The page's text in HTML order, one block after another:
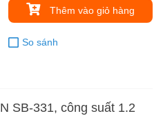
Thêm vào giỏ hàng
So sánh
SB-331, công suất 1.2